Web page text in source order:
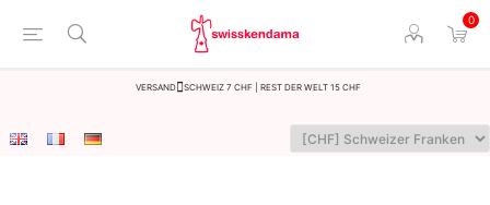
0
Versand Schweiz 7 CHF | Rest der Welt 15 CHF